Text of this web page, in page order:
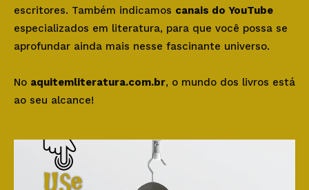
escritores. Também indicamos canais do YouTube
especializados em literatura, para que você possa se
aprofundar ainda mais nesse fascinante universo.
No aquitemliteratura.com.br, o mundo dos livros está
ao seu alcance!